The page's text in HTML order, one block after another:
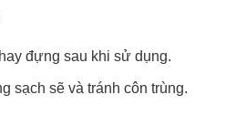
đựng sau khi sử dụng.
sạch sẽ và tránh côn trùng.